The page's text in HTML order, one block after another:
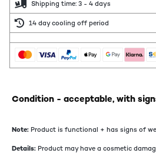
Shipping time: 3 - 4 days
14 day cooling off period
Condition - acceptable, with
Note: Product is functional + has signs of
Details: Product may have a cosmetic